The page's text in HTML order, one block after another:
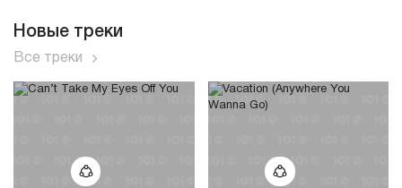
Новые треки
Все треки